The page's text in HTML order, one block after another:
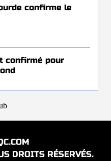
confirme le
confirmé pour
DROITS RÉSERVÉS.